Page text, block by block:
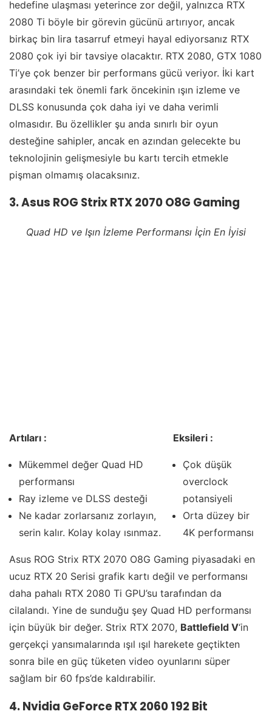
hedefine ulaşması yeterince zor değil, yalnızca RTX
2080 Ti böyle bir görevin gücünü artırıyor, ancak
birkaç bin lira tasarruf etmeyi hayal ediyorsanız RTX
2080 çok iyi bir tavsiye olacaktır. RTX 2080, GTX 1080
Ti’ye çok benzer bir performans gücü veriyor. İki kart
arasındaki tek önemli fark öncekinin ışın izleme ve
DLSS konusunda çok daha iyi ve daha verimli
olmasıdır. Bu özellikler şu anda sınırlı bir oyun
desteğine sahipler, ancak en azından gelecekte bu
teknolojinin gelişmesiyle bu kartı tercih etmekle
pişman olmamış olacaksınız.
3. Asus ROG Strix RTX 2070 O8G Gaming
Quad HD ve Işın İzleme Performansı İçin En İyisi
Artıları :
Mükemmel değer Quad HD
performansı
Ray izleme ve DLSS desteği
Ne kadar zorlarsanız zorlayın,
serin kalır. Kolay kolay ısınmaz.
Eksileri :
Çok düşük
overclock
potansiyeli
Orta düzey bir
4K performansı
Asus ROG Strix RTX 2070 O8G Gaming piyasadaki en
ucuz RTX 20 Serisi grafik kartı değil ve performansı
daha pahalı RTX 2080 Ti GPU’su tarafından da
cilalandı. Yine de sunduğu şey Quad HD performansı
için büyük bir değer. Strix RTX 2070, Battlefield V‘in
gerçekçi yansımalarında ışıl ışıl harekete geçtikten
sonra bile en güç tüketen video oyunlarını süper
sağlam bir 60 fps’de kaldırabilir.
4. Nvidia GeForce RTX 2060 192 Bit